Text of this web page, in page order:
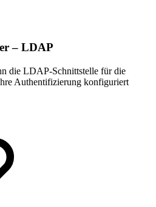
– LDAP
die LDAP-Schnittstelle für die
Authentifizierung konfiguriert